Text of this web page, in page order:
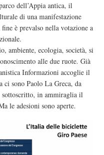
dell’Appia antica, il
di una manifestazione
è prevalso nella votazione a
ambiente, ecologia, società, si
alle due ruote. Già
Informazioni accoglie il
sono Paolo La Greca, da
in ammiraglia il
le adesioni sono aperte.